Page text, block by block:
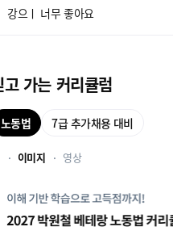
강으ㅣ 너무 좋아요
고 가는 커리큘럼
노동법 7급 추가채용 대비
이미지 영상